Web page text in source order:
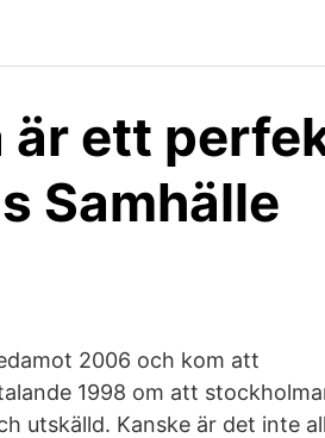
är ett
Samhälle
2006 och kom att
1998 om att
utskälld. Kanske är det inte